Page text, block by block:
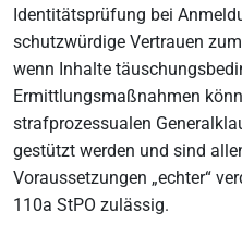
Identitätsprüfung bei
schutzwürdige Vertrauen
wenn Inhalte
Ermittlungsmaßnahmen
strafprozessualen
gestützt werden und sind
Voraussetzungen „echter“
110a StPO zulässig.